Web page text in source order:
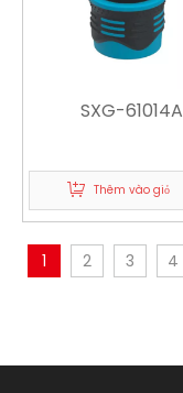
SXG-61014A
Thêm vào giỏ
1 2 3 4